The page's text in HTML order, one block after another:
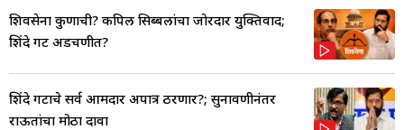
शिवसेना कुणाची? कपिल सिब्बलांचा जोरदार युक्तिवाद;
शिंदे गट अडचणीत?
शिंदे गटाचे सर्व आमदार अपात्र ठरणार?; सुनावणीनंतर
राऊतांचा मोठा दावा